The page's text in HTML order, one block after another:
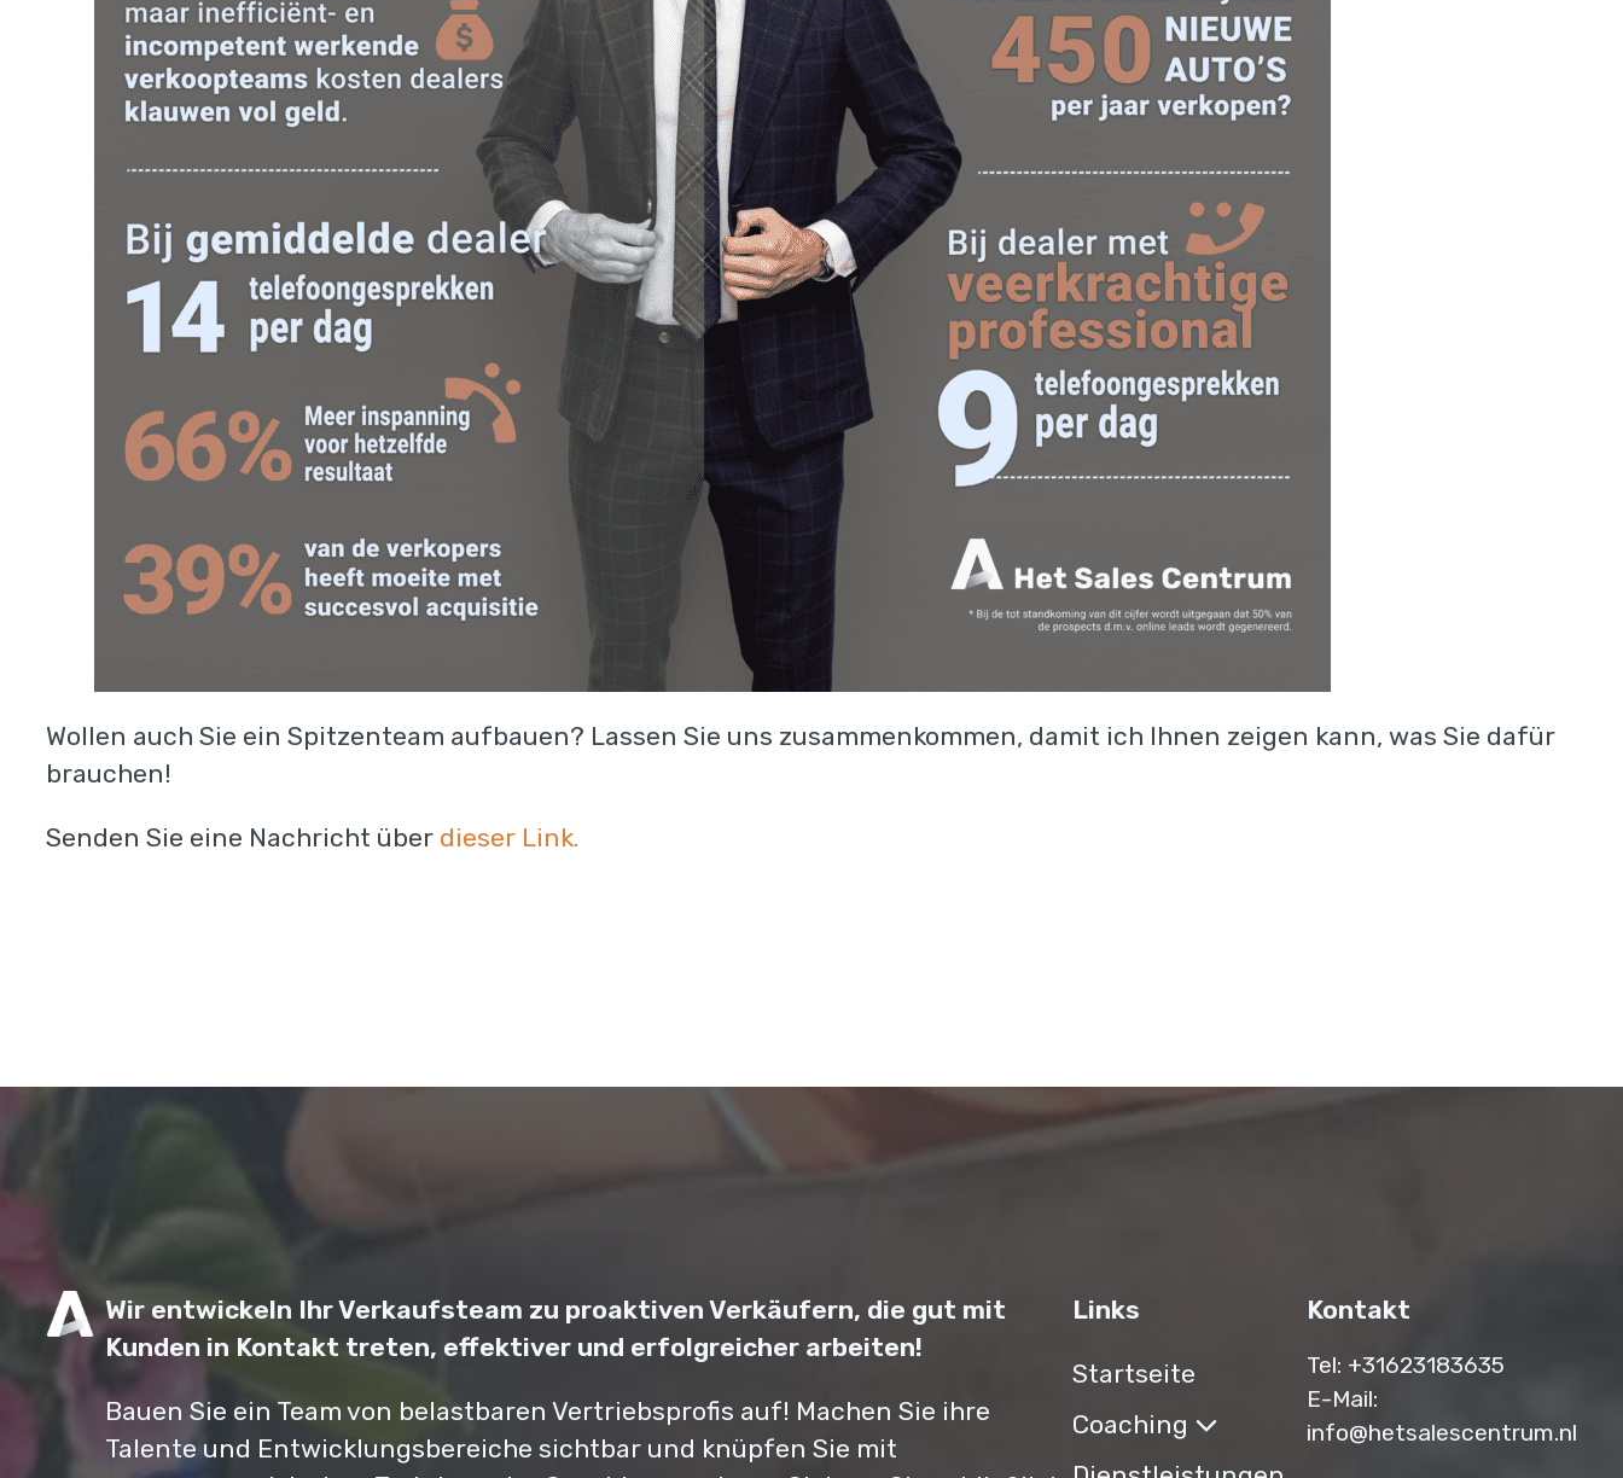
Wollen auch Sie ein Spitzenteam aufbauen? Lassen Sie uns zusammenkommen, damit ich Ihnen zeigen kann, was Sie dafür
brauchen!
Senden Sie eine Nachricht über dieser Link.
Wir entwickeln Ihr Verkaufsteam zu proaktiven Verkäufern, die gut mit
Kunden in Kontakt treten, effektiver und erfolgreicher arbeiten!
Bauen Sie ein Team von belastbaren Vertriebsprofis auf! Machen Sie ihre
Talente und Entwicklungsbereiche sichtbar und knüpfen Sie mit
Links
Startseite
Coaching
Kontakt
Tel: +31623183635‬
E-Mail:
info@hetsalescentrum.nl